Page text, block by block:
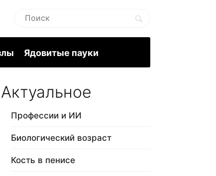
Ядовитые пауки
Актуальное
Профессии и ИИ
Биологический возраст
Кость в пенисе